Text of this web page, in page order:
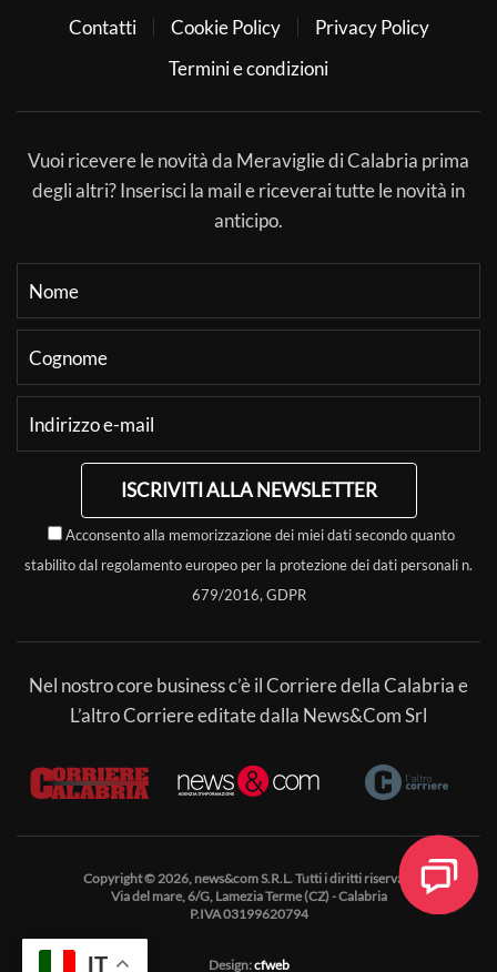
Contatti
Cookie Policy
Privacy Policy
Termini e condizioni
Vuoi ricevere le novità da Meraviglie di Calabria prima
degli altri? Inserisci la mail e riceverai tutte le novità in
anticipo.
ISCRIVITI ALLA NEWSLETTER
Acconsento alla memorizzazione dei miei dati secondo quanto
stabilito dal regolamento europeo per la protezione dei dati personali n.
679/2016, GDPR
Nel nostro core business c’è il Corriere della Calabria e
L’altro Corriere editate dalla News&Com Srl
Copyright © 2026, news&com S.R.L. Tutti i diritti riservati.
Via del mare, 6/G, Lamezia Terme (CZ) - Calabria
P.IVA 03199620794
Design:cfweb
IT